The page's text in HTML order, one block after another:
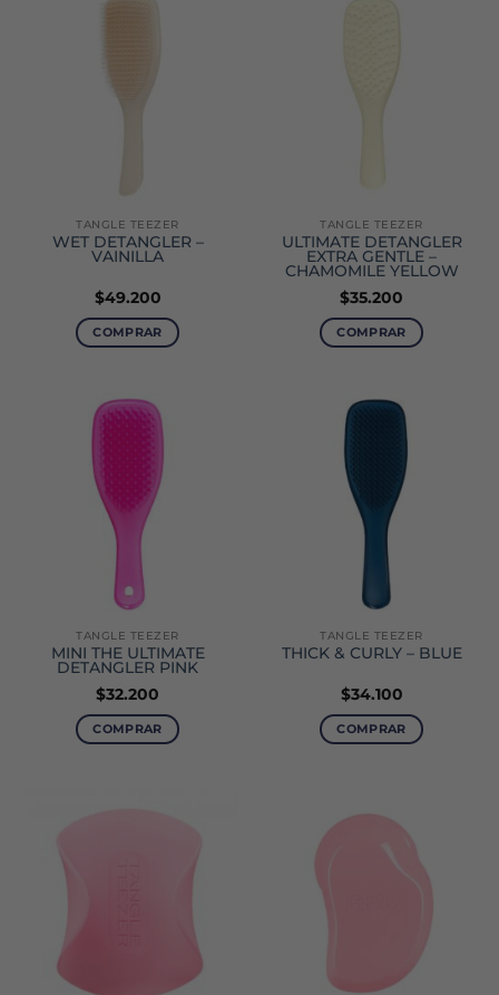
TANGLE TEEZER
WET DETANGLER –
VAINILLA
$49.200
COMPRAR
TANGLE TEEZER
ULTIMATE DETANGLER
EXTRA GENTLE –
CHAMOMILE YELLOW
$35.200
COMPRAR
TANGLE TEEZER
MINI THE ULTIMATE
DETANGLER PINK
$32.200
COMPRAR
TANGLE TEEZER
THICK & CURLY – BLUE
$34.100
COMPRAR